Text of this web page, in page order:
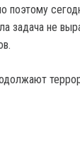
поэтому
задача не